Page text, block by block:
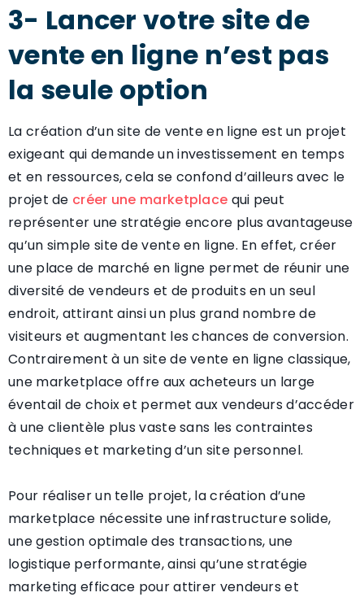
3- Lancer votre site de
vente en ligne n’est pas
la seule option
La création d’un site de vente en ligne est un projet
exigeant qui demande un investissement en temps
et en ressources, cela se confond d’ailleurs avec le
projet de créer une marketplace qui peut
représenter une stratégie encore plus avantageuse
qu’un simple site de vente en ligne. En effet, créer
une place de marché en ligne permet de réunir une
diversité de vendeurs et de produits en un seul
endroit, attirant ainsi un plus grand nombre de
visiteurs et augmentant les chances de conversion.
Contrairement à un site de vente en ligne classique,
une marketplace offre aux acheteurs un large
éventail de choix et permet aux vendeurs d’accéder
à une clientèle plus vaste sans les contraintes
techniques et marketing d’un site personnel.
Pour réaliser un telle projet, la création d’une
marketplace nécessite une infrastructure solide,
une gestion optimale des transactions, une
logistique performante, ainsi qu’une stratégie
marketing efficace pour attirer vendeurs et